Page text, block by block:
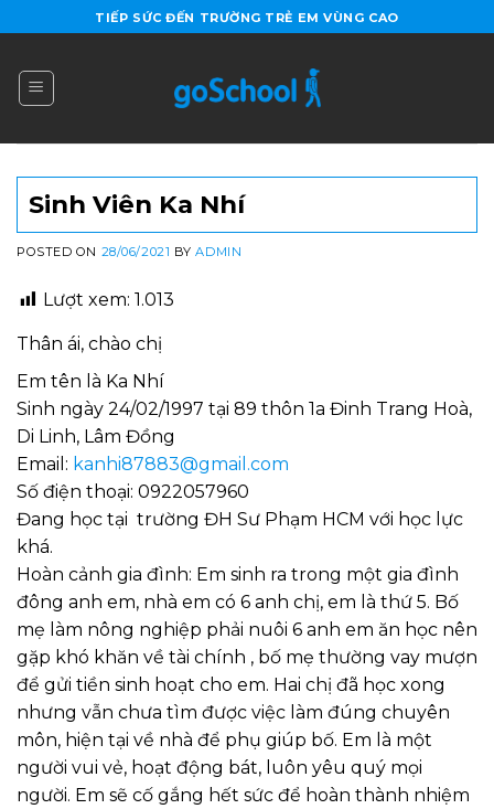
to
content
TIẾP SỨC ĐẾN TRƯỜNG TRẺ EM VÙNG CAO
Sinh Viên Ka Nhí
POSTED ON 28/06/2021 BYADMIN
Lượt xem: 1.013
Thân ái, chào chị
Em tên là Ka Nhí
Sinh ngày 24/02/1997 tại 89 thôn 1a Đinh Trang Hoà,
Di Linh, Lâm Đồng
Email: kanhi87883@gmail.com
Số điện thoại: 0922057960
Đang học tại trường ĐH Sư Phạm HCM với học lực
khá.
Hoàn cảnh gia đình: Em sinh ra trong một gia đình
đông anh em, nhà em có 6 anh chị, em là thứ 5. Bố
mẹ làm nông nghiệp phải nuôi 6 anh em ăn học nên
gặp khó khăn về tài chính , bố mẹ thường vay mượn
để gửi tiền sinh hoạt cho em. Hai chị đã học xong
nhưng vẫn chưa tìm được việc làm đúng chuyên
môn, hiện tại về nhà để phụ giúp bố. Em là một
người vui vẻ, hoạt động bát, luôn yêu quý mọi
người. Em sẽ cố gắng hết sức để hoàn thành nhiệm